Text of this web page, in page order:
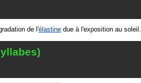
de l'élastine due à l'exposition au soleil.